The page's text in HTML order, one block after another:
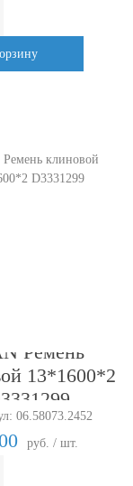
Ремень
13*1600*2
06.58073.2452
руб. / шт.